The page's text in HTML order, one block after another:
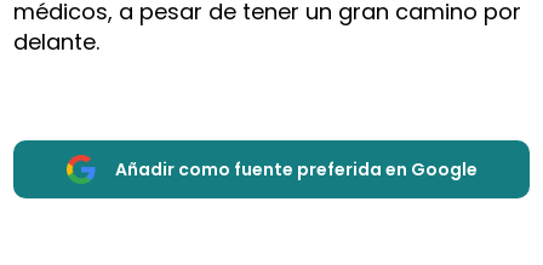
médicos, a pesar de tener un gran camino por
delante.
Añadir como fuente preferida en Google